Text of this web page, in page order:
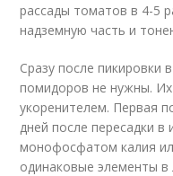
рассады томатов в 4-5
надземную часть и
Сразу после пикировки
помидоров не нужны.
укоренителем. Первая
дней после пересадки в
монофосфатом калия
одинаковые элементы